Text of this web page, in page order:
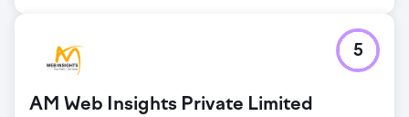
AM Web Insights Private Limited
5